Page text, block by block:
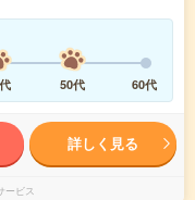
50代 60代
詳しく見る
ービス